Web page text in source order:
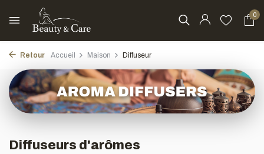
0
Retour Accueil Maison Diffuseur
Diffuseurs d'arômes